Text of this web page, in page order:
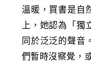
溫暖，買書是自
上，她認為「獨
同於泛泛的聲音
們暫時沒察覺，